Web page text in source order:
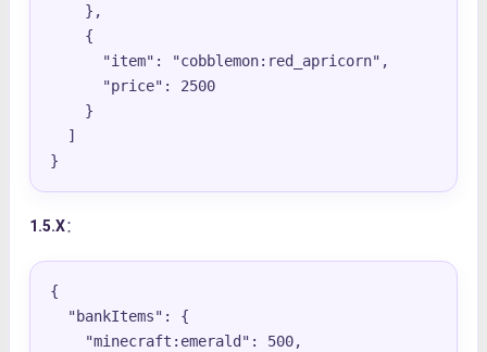
    },
    {
      "item": "cobblemon:red_apricorn",
      "price": 2500
    }
  ]
}
1.5.X：
{
  "bankItems": {
    "minecraft:emerald": 500,